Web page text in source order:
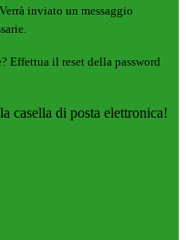
Verrà inviato un messaggio
Effettua il reset della password
casella di posta elettronica!